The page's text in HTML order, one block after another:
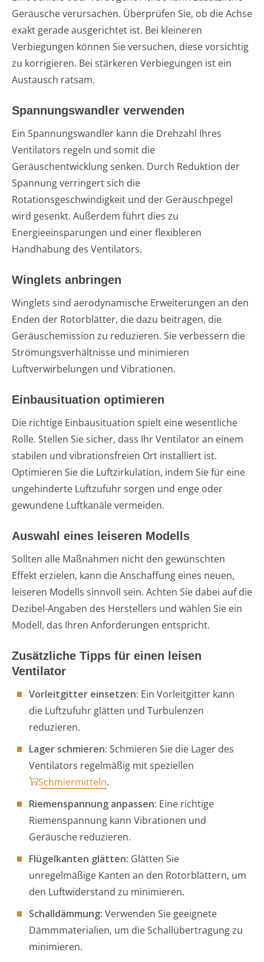
Geräusche verursachen. Überprüfen Sie, ob die Achse
exakt gerade ausgerichtet ist. Bei kleineren
Verbiegungen können Sie versuchen, diese vorsichtig
zu korrigieren. Bei stärkeren Verbiegungen ist ein
Austausch ratsam.
Spannungswandler verwenden
Ein Spannungswandler kann die Drehzahl Ihres
Ventilators regeln und somit die
Geräuschentwicklung senken. Durch Reduktion der
Spannung verringert sich die
Rotationsgeschwindigkeit und der Geräuschpegel
wird gesenkt. Außerdem führt dies zu
Energieeinsparungen und einer flexibleren
Handhabung des Ventilators.
Winglets anbringen
Winglets sind aerodynamische Erweiterungen an den
Enden der Rotorblätter, die dazu beitragen, die
Geräuschemission zu reduzieren. Sie verbessern die
Strömungsverhältnisse und minimieren
Luftverwirbelungen und Vibrationen.
Einbausituation optimieren
Die richtige Einbausituation spielt eine wesentliche
Rolle. Stellen Sie sicher, dass Ihr Ventilator an einem
stabilen und vibrationsfreien Ort installiert ist.
Optimieren Sie die Luftzirkulation, indem Sie für eine
ungehinderte Luftzufuhr sorgen und enge oder
gewundene Luftkanäle vermeiden.
Auswahl eines leiseren Modells
Sollten alle Maßnahmen nicht den gewünschten
Effekt erzielen, kann die Anschaffung eines neuen,
leiseren Modells sinnvoll sein. Achten Sie dabei auf die
Dezibel-Angaben des Herstellers und wählen Sie ein
Modell, das Ihren Anforderungen entspricht.
Zusätzliche Tipps für einen leisen
Ventilator
Vorleitgitter einsetzen: Ein Vorleitgitter kann
die Luftzufuhr glätten und Turbulenzen
reduzieren.
Lager schmieren: Schmieren Sie die Lager des
Ventilators regelmäßig mit speziellen
Schmiermitteln.
Riemenspannung anpassen: Eine richtige
Riemenspannung kann Vibrationen und
Geräusche reduzieren.
Flügelkanten glätten: Glätten Sie
unregelmäßige Kanten an den Rotorblättern, um
den Luftwiderstand zu minimieren.
Schalldämmung: Verwenden Sie geeignete
Dämmmaterialien, um die Schallübertragung zu
minimieren.